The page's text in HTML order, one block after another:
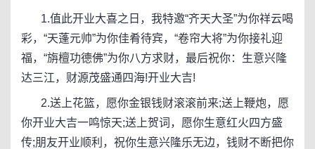
1.值此开业大喜之日，我特邀“齐天大圣”为你祥云喝
彩，“天蓬元帅”为你佳肴待宾，“卷帘大将”为你接礼迎
福，“旃檀功德佛”为你八方求财，最后祝你：生意兴隆
达三江，财源茂盛通四海!开业大吉!
2.送上花篮，愿你金银钱财滚滚前来;送上鞭炮，愿
你开业大吉一鸣惊天;送上贺词，愿你生意红火四方盛
传;朋友开业顺利，祝你生意兴隆乐无边，钱财不断把你